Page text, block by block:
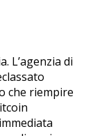
L’agenzia di
che riempire